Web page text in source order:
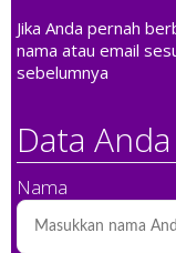
Jika Anda pernah
nama atau email
sebelumnya
Data Anda
Nama